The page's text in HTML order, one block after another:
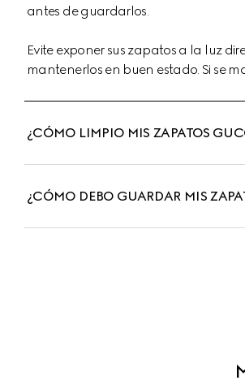
antes de guardarlos.
Evite exponer sus zapatos a la luz
mantenerlos en buen estado. Si se
¿CÓMO LIMPIO MIS ZAPATOS
¿CÓMO DEBO GUARDAR MIS